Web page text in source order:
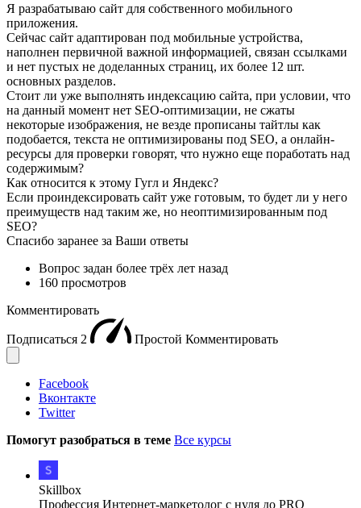
Я разрабатываю сайт для собственного мобильного
приложения.
Сейчас сайт адаптирован под мобильные устройства,
наполнен первичной важной информацией, связан ссылками
и нет пустых не доделанных страниц, их более 12 шт.
основных разделов.
Стоит ли уже выполнять индексацию сайта, при условии, что
на данный момент нет SEO-оптимизации, не сжаты
некоторые изображения, не везде прописаны тайтлы как
подобается, текста не оптимизированы под SEO, а онлайн-
ресурсы для проверки говорят, что нужно еще поработать над
содержимым?
Как относится к этому Гугл и Яндекс?
Если проиндексировать сайт уже готовым, то будет ли у него
преимуществ над таким же, но неоптимизированным под
SEO?
Спасибо заранее за Ваши ответы
Вопрос задан более трёх лет назад
160 просмотров
Комментировать
Подписаться 2 Простой Комментировать
Facebook
Вконтакте
Twitter
Помогут разобраться в теме Все курсы
Skillbox
Профессия Интернет-маркетолог с нуля до PRO